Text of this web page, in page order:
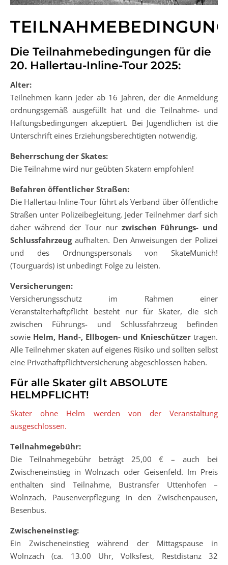
Die Teilnahmebedingungen für die
20. Hallertau-Inline-Tour 2025:
Alter:
Teilnehmen kann jeder ab 16 Jahren, der die Anmeldung
ordnungsgemäß ausgefüllt hat und die Teilnahme- und
Haf­tungsbedingungen akzeptiert. Bei Jugendlichen ist die
Unterschrift eines Erziehungsberechtigten not­wendig.
Beherrschung der Skates:
Die Teilnahme wird nur geübten Skatern empfohlen!
Befahren öffentlicher Straßen:
Die Hallertau-Inline-Tour führt als Verband über öffentliche
Straßen unter Polizeibegleitung. Jeder Teilnehmer darf sich
daher während der Tour nur zwischen Führungs- und
Schlussfahrzeugaufhalten. Den Anweisungen der Polizei
und des Ordnungspersonals von SkateMunich!
(Tourguards) ist unbedingt Folge zu leisten.
Versicherungen:
Versiche­rungs­schutz im Rahmen einer
Veranstalterhaftpflicht besteht nur für Skater, die sich
zwischen Füh­rungs- und Schlussfahrzeug befinden
sowie Helm, Hand-, Ellbogen- und Knieschützer tragen.
Alle Teilnehmer skaten auf eigenes Risiko und sollten selbst
eine Privathaftpflichtversicherung abgeschlossen haben.
Für alle Skater gilt ABSOLUTE
HELMPFLICHT!
Skater ohne Helm werden von der Veranstaltung
ausgeschlossen.
Teilnahmegebühr:
Die Teilnahmegebühr beträgt 25,00 € – auch bei
Zwischeneinstieg in Wolnzach oder Geisenfeld. Im Preis
enthalten sind Teilnahme, Bustransfer Uttenhofen –
Wolnzach, Pausenverpflegung in den Zwischenpausen,
Besenbus.
Zwischeneinstieg:
Ein Zwischeneinstieg während der Mittagspause in
Wolnzach (ca. 13.00 Uhr, Volksfest, Restdistanz 32